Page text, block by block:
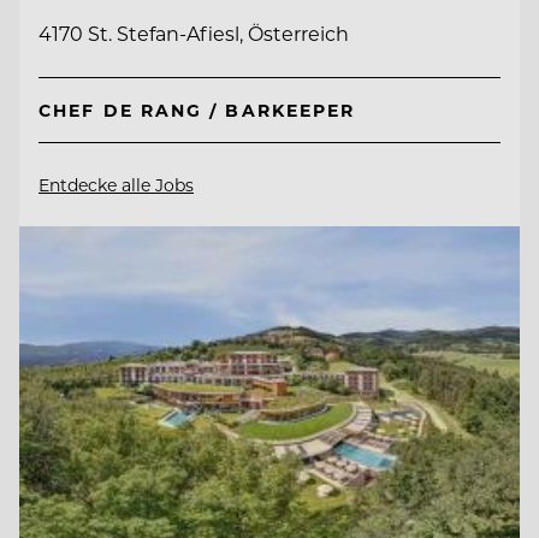
4170 St. Stefan-Afiesl, Österreich
CHEF DE RANG / BARKEEPER
Entdecke alle Jobs